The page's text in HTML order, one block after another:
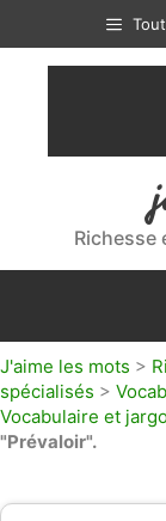
contenu
Richesse
J'aime les mots >
spécialisés >
Vocabulaire et
"Prévaloir".